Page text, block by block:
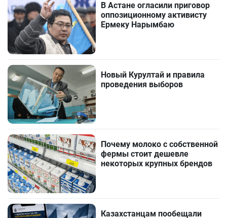
В Астане огласили приговор
оппозиционному активисту
Ермеку Нарымбаю
Новый Курултай и правила
проведения выборов
Почему молоко с собственной
фермы стоит дешевле
некоторых крупных брендов
Казахстанцам пообещали